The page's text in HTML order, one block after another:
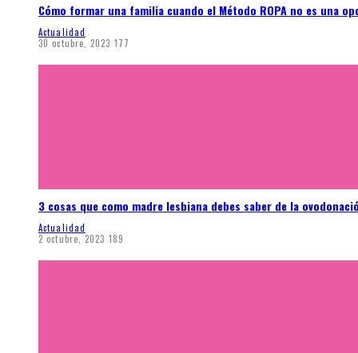
Cómo formar una familia cuando el Método ROPA no es una
Actualidad
30 octubre, 2023 177
3 cosas que como madre lesbiana debes saber de la
Actualidad
2 octubre, 2023 189